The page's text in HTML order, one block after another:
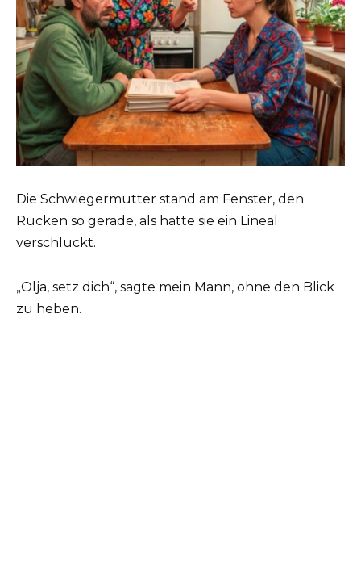
Die Schwiegermutter stand am Fenster, den
Rücken so gerade, als hätte sie ein Lineal
verschluckt.
„Olja, setz dich“, sagte mein Mann, ohne den Blick
zu heben.